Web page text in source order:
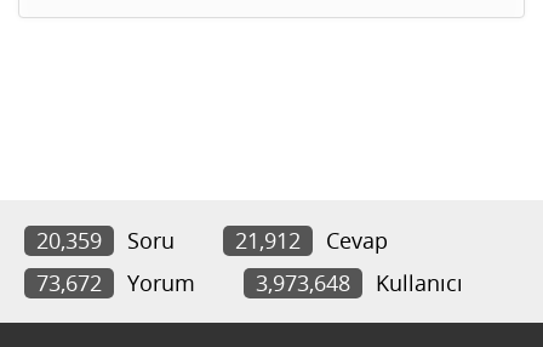
20,359 Soru 21,912
Cevap
73,672
Yorum 3,973,648 Kullanıcı